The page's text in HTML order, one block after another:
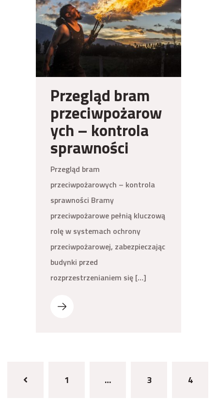
Przegląd bram
przeciwpożarow
ych – kontrola
sprawności
Przegląd bram
przeciwpożarowych – kontrola
sprawności Bramy
przeciwpożarowe pełnią kluczową
rolę w systemach ochrony
przeciwpożarowej, zabezpieczając
budynki przed
rozprzestrzenianiem się […]
1 … 3 4